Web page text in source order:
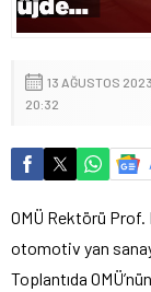
13 AĞUSTOS
20:32
OMÜ Rektörü Prof.
otomotiv yan
Toplantıda